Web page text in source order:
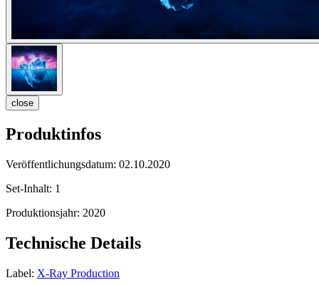
close
Produktinfos
Veröffentlichungsdatum: 02.10.2020
Set-Inhalt: 1
Produktionsjahr: 2020
Technische Details
Label: X-Ray Production